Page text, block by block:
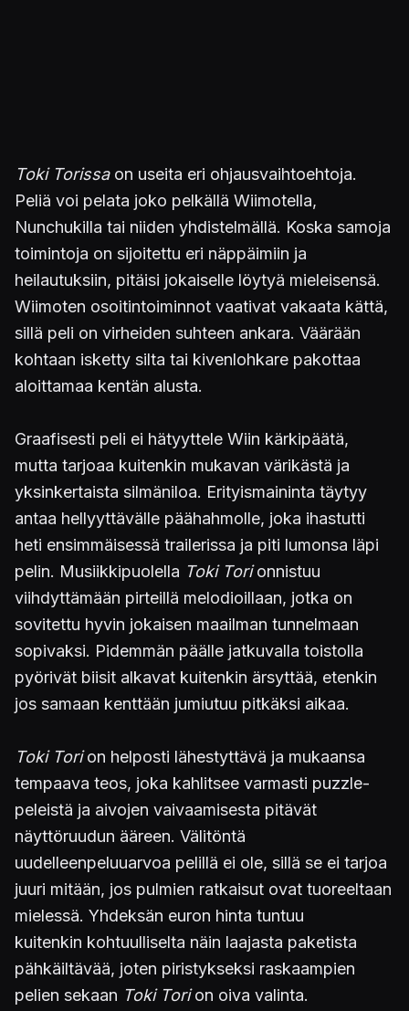
Toki Torissaon useita eri ohjausvaihtoehtoja.
Peliä voi pelata joko pelkällä Wiimotella,
Nunchukilla tai niiden yhdistelmällä. Koska samoja
toimintoja on sijoitettu eri näppäimiin ja
heilautuksiin, pitäisi jokaiselle löytyä mieleisensä.
Wiimoten osoitintoiminnot vaativat vakaata kättä,
sillä peli on virheiden suhteen ankara. Väärään
kohtaan isketty silta tai kivenlohkare pakottaa
aloittamaa kentän alusta.
Graafisesti peli ei hätyyttele Wiin kärkipäätä,
mutta tarjoaa kuitenkin mukavan värikästä ja
yksinkertaista silmäniloa. Erityismaininta täytyy
antaa hellyyttävälle päähahmolle, joka ihastutti
heti ensimmäisessä trailerissa ja piti lumonsa läpi
pelin. Musiikkipuolella Toki Torionnistuu
viihdyttämään pirteillä melodioillaan, jotka on
sovitettu hyvin jokaisen maailman tunnelmaan
sopivaksi. Pidemmän päälle jatkuvalla toistolla
pyörivät biisit alkavat kuitenkin ärsyttää, etenkin
jos samaan kenttään jumiutuu pitkäksi aikaa.
Toki Torion helposti lähestyttävä ja mukaansa
tempaava teos, joka kahlitsee varmasti puzzle-
peleistä ja aivojen vaivaamisesta pitävät
näyttöruudun ääreen. Välitöntä
uudelleenpeluuarvoa pelillä ei ole, sillä se ei tarjoa
juuri mitään, jos pulmien ratkaisut ovat tuoreeltaan
mielessä. Yhdeksän euron hinta tuntuu
kuitenkin kohtuulliselta näin laajasta paketista
pähkäiltävää, joten piristykseksi raskaampien
pelien sekaan Toki Torion oiva valinta.